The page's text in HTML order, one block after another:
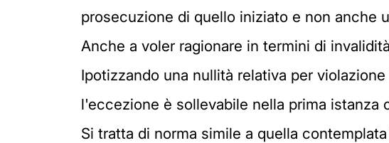
prosecuzione di quello iniziato e non anche
Anche a voler ragionare in termini di
Ipotizzando una nullità relativa per
l'eccezione è sollevabile nella prima istanza
Si tratta di norma simile a quella